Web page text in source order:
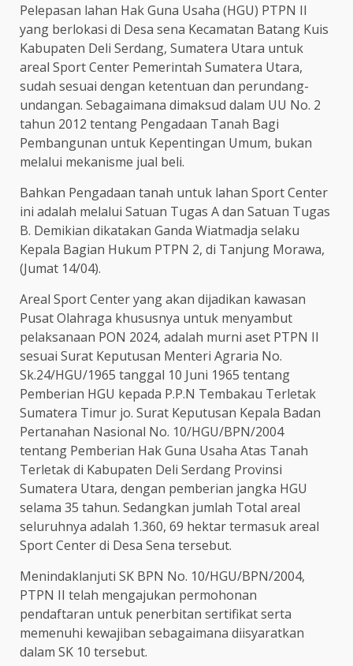
Pelepasan lahan Hak Guna Usaha (HGU) PTPN II
yang berlokasi di Desa sena Kecamatan Batang Kuis
Kabupaten Deli Serdang, Sumatera Utara untuk
areal Sport Center Pemerintah Sumatera Utara,
sudah sesuai dengan ketentuan dan perundang-
undangan. Sebagaimana dimaksud dalam UU No. 2
tahun 2012 tentang Pengadaan Tanah Bagi
Pembangunan untuk Kepentingan Umum, bukan
melalui mekanisme jual beli.
Bahkan Pengadaan tanah untuk lahan Sport Center
ini adalah melalui Satuan Tugas A dan Satuan Tugas
B. Demikian dikatakan Ganda Wiatmadja selaku
Kepala Bagian Hukum PTPN 2, di Tanjung Morawa,
(Jumat 14/04).
Areal Sport Center yang akan dijadikan kawasan
Pusat Olahraga khususnya untuk menyambut
pelaksanaan PON 2024, adalah murni aset PTPN II
sesuai Surat Keputusan Menteri Agraria No.
Sk.24/HGU/1965 tanggal 10 Juni 1965 tentang
Pemberian HGU kepada P.P.N Tembakau Terletak
Sumatera Timur jo. Surat Keputusan Kepala Badan
Pertanahan Nasional No. 10/HGU/BPN/2004
tentang Pemberian Hak Guna Usaha Atas Tanah
Terletak di Kabupaten Deli Serdang Provinsi
Sumatera Utara, dengan pemberian jangka HGU
selama 35 tahun. Sedangkan jumlah Total areal
seluruhnya adalah 1.360, 69 hektar termasuk areal
Sport Center di Desa Sena tersebut.
Menindaklanjuti SK BPN No. 10/HGU/BPN/2004,
PTPN II telah mengajukan permohonan
pendaftaran untuk penerbitan sertifikat serta
memenuhi kewajiban sebagaimana diisyaratkan
dalam SK 10 tersebut.